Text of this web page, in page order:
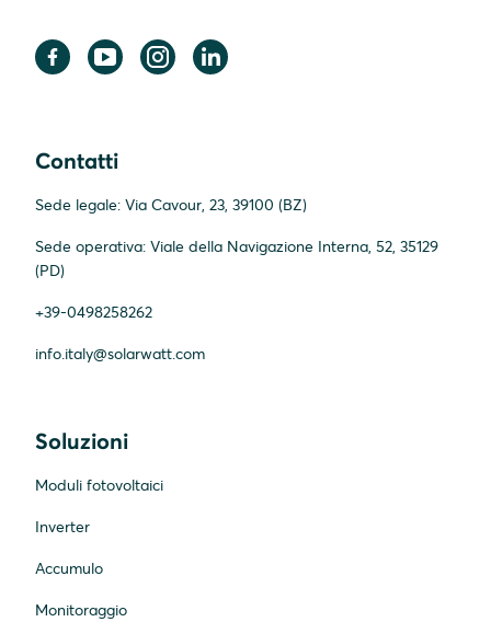
Contatti
Sede legale: Via Cavour, 23, 39100 (BZ)
Sede operativa: Viale della Navigazione Interna, 52, 35129
(PD)
+39-0498258262
info.italy@solarwatt.com
Soluzioni
Moduli fotovoltaici
Inverter
Accumulo
Monitoraggio